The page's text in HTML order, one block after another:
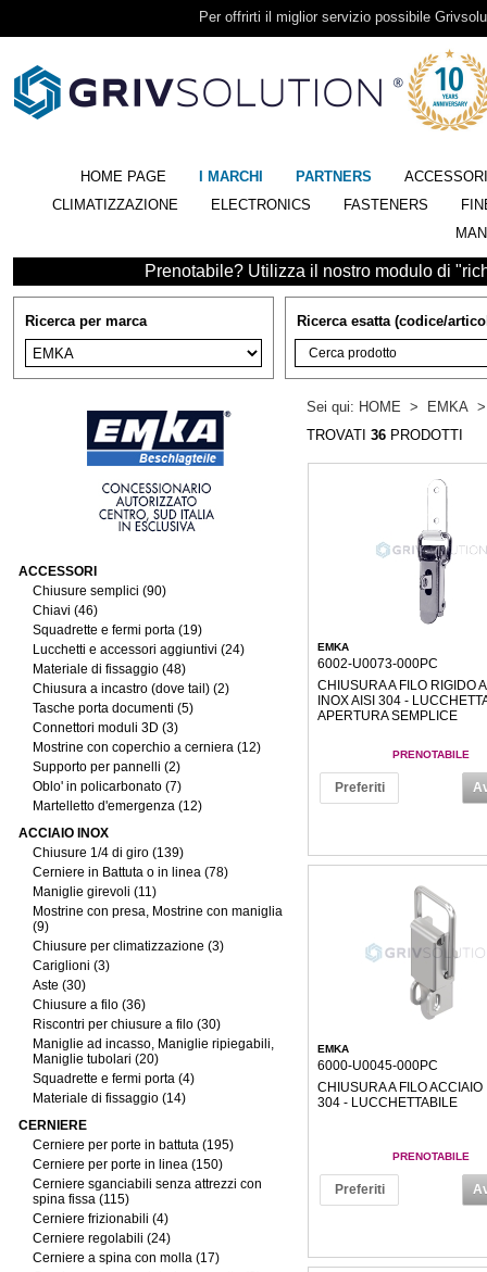
Per offrirti il miglior servizio possibile
HOME PAGE I MARCHI PARTNERS
ACCESSORI
CLIMATIZZAZIONE
ELECTRONICS FASTENERS
Prenotabile? Utilizza il nostro modulo di
Ricerca per marca Ricerca esatta (codice/
ACCESSORI
Chiusure semplici (90)
Chiavi (46)
Squadrette e fermi porta (19)
Lucchetti e accessori aggiuntivi (24)
Materiale di fissaggio (48)
Chiusura a incastro (dove tail) (2)
Tasche porta documenti (5)
Connettori moduli 3D (3)
Mostrine con coperchio a cerniera (12)
Supporto per pannelli (2)
Oblo' in policarbonato (7)
Martelletto d'emergenza (12)
ACCIAIO INOX
Chiusure 1/4 di giro (139)
Cerniere in Battuta o in linea (78)
Maniglie girevoli (11)
Mostrine con presa, Mostrine con maniglia
(9)
Chiusure per climatizzazione (3)
Cariglioni (3)
Aste (30)
Chiusure a filo (36)
Riscontri per chiusure a filo (30)
Maniglie ad incasso, Maniglie ripiegabili,
Maniglie tubolari (20)
Squadrette e fermi porta (4)
Materiale di fissaggio (14)
CERNIERE
Cerniere per porte in battuta (195)
Cerniere per porte in linea (150)
Cerniere sganciabili senza attrezzi con
spina fissa (115)
Cerniere frizionabili (4)
Cerniere regolabili (24)
Cerniere a spina con molla (17)
Sei qui: HOME > EMKA
TROVATI 36 PRODOTTI
EMKA
6002-U0073-000PC
CHIUSURA A FILO RIGIDO
INOX AISI 304 -
APERTURA SEMPLICE
PRENOTABILE
Preferiti
EMKA
6000-U0045-000PC
CHIUSURA A FILO ACCIAIO
304 - LUCCHETTABILE
PRENOTABILE
Preferiti